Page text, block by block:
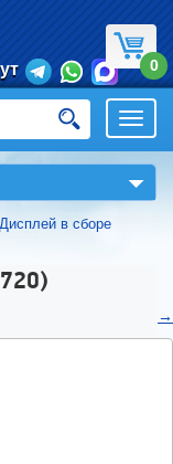
0
▼
Дисплей в сборе
→